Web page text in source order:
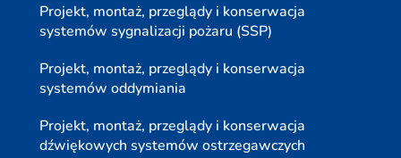
Projekt, montaż, przeglądy i konserwacja
systemów sygnalizacji pożaru (SSP)
Projekt, montaż, przeglądy i konserwacja
systemów oddymiania
Projekt, montaż, przeglądy i konserwacja
dźwiękowych systemów ostrzegawczych